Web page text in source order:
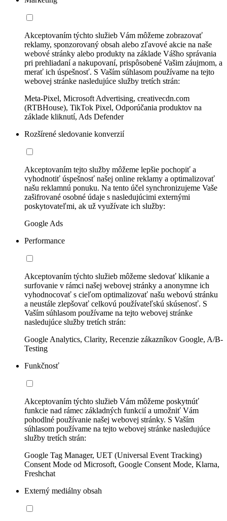
Akceptovaním týchto služieb Vám môžeme zobrazovať
reklamy, sponzorovaný obsah alebo zľavové akcie na naše
webové stránky alebo produkty na základe Vášho správania
pri prehliadaní a nakupovaní, prispôsobené Vašim záujmom, a
merať ich úspešnosť. S Vaším súhlasom používame na tejto
webovej stránke nasledujúce služby tretích strán:
Meta-Pixel, Microsoft Advertising, creativecdn.com
(RTBHouse), TikTok Pixel, Odporúčania produktov na
základe kliknutí, Ads Defender
Rozšírené sledovanie konverzií
Akceptovaním tejto služby môžeme lepšie pochopiť a
vyhodnotiť úspešnosť našej online reklamy a optimalizovať
našu reklamnú ponuku. Na tento účel synchronizujeme Vaše
zašifrované osobné údaje s nasledujúcimi externými
poskytovateľmi, ak už využívate ich služby:
Google Ads
Performance
Akceptovaním týchto služieb môžeme sledovať klikanie a
surfovanie v rámci našej webovej stránky a anonymne ich
vyhodnocovať s cieľom optimalizovať našu webovú stránku
a neustále zlepšovať celkovú používateľskú skúsenosť. S
Vaším súhlasom používame na tejto webovej stránke
nasledujúce služby tretích strán:
Google Analytics, Clarity, Recenzie zákazníkov Google, A/B-
Testing
Funkčnosť
Akceptovaním týchto služieb Vám môžeme poskytnúť
funkcie nad rámec základných funkcií a umožniť Vám
pohodlné používanie našej webovej stránky. S Vaším
súhlasom používame na tejto webovej stránke nasledujúce
služby tretích strán:
Google Tag Manager, UET (Universal Event Tracking)
Consent Mode od Microsoft, Google Consent Mode, Klarna,
Freshchat
Externý mediálny obsah